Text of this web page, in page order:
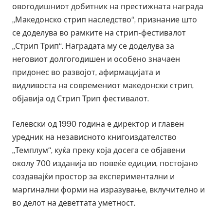
овогодишниот добитник на престижната награда
„Македонско стрип наследство“, признание што
се доделува во рамките на стрип-фестивалот
„Стрип Трип“. Наградата му се доделува за
неговиот долгогодишен и особено значаен
придонес во развојот, афирмацијата и
видливоста на современиот македонски стрип,
објавија од Стрип Трип фестивалот.
Гелевски од 1990 година е директор и главен
уредник на независното книгоиздателство
„Темплум“, куќа преку која досега се објавени
околу 700 изданија во повеќе едиции, постојано
создавајќи простор за експериментални и
маргинални форми на изразување, вклучително и
во делот на деветтата уметност.